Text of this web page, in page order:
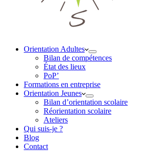
Orientation Adultes
Bilan de compétences
État des lieux
PoP’
Formations en entreprise
Orientation Jeunes
Bilan d’orientation scolaire
Réorientation scolaire
Ateliers
Qui suis-je ?
Blog
Contact